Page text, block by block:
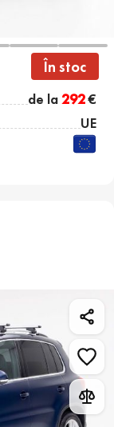
În stoc
de la292€
UE